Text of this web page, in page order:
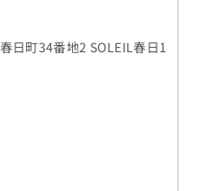
日町34番地2 SOLEIL春日1